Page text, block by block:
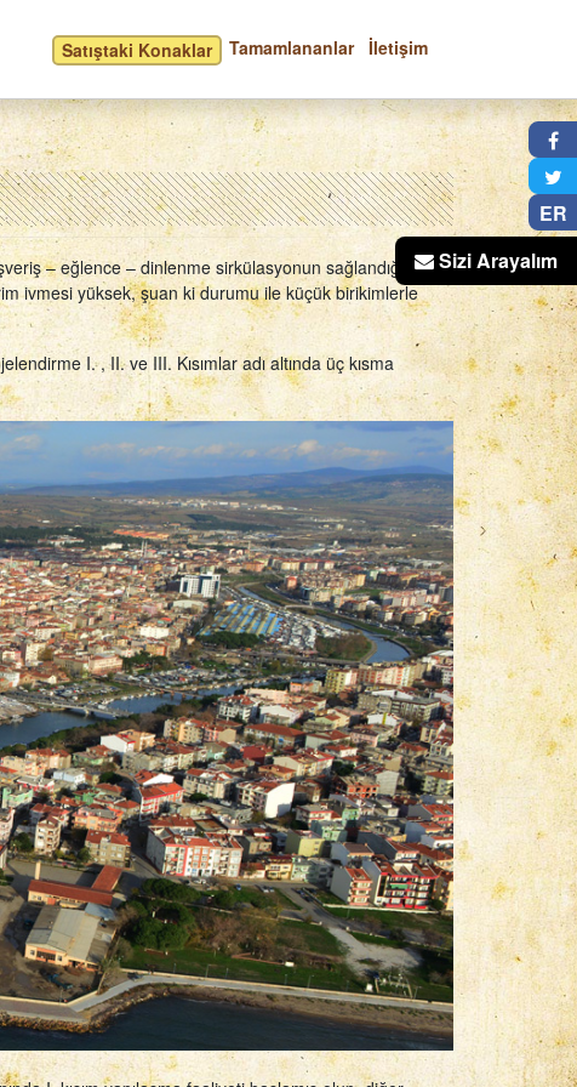
Satıştaki Konaklar Tamamlananlar İletişim
– eğlence – dinlenme sirkülasyonun sağlandığı
ivmesi yüksek, şuan ki durumu ile küçük birikimlerle
I. , II. ve III. Kısımlar adı altında üç kısma
×
ER
Sizi Arayalım